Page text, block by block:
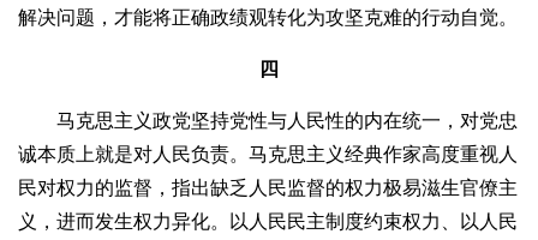
解决问题，才能将正确政绩观转化为攻坚克难的行动自觉。
四
马克思主义政党坚持党性与人民性的内在统一，对党忠
诚本质上就是对人民负责。马克思主义经典作家高度重视人
民对权力的监督，指出缺乏人民监督的权力极易滋生官僚主
义，进而发生权力异化。以人民民主制度约束权力、以人民